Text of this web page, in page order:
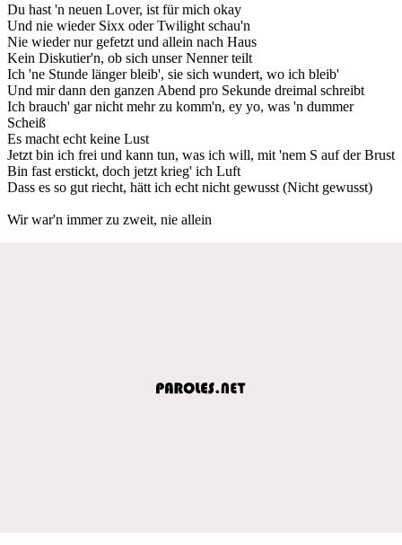
Du hast 'n neuen Lover, ist für mich okay
Und nie wieder Sixx oder Twilight schau'n
Nie wieder nur gefetzt und allein nach Haus
Kein Diskutier'n, ob sich unser Nenner teilt
Ich 'ne Stunde länger bleib', sie sich wundert, wo ich bleib'
Und mir dann den ganzen Abend pro Sekunde dreimal schreibt
Ich brauch' gar nicht mehr zu komm'n, ey yo, was 'n dummer
Scheiß
Es macht echt keine Lust
Jetzt bin ich frei und kann tun, was ich will, mit 'nem S auf der Brust
Bin fast erstickt, doch jetzt krieg' ich Luft
Dass es so gut riecht, hätt ich echt nicht gewusst (Nicht gewusst)
Wir war'n immer zu zweit, nie allein